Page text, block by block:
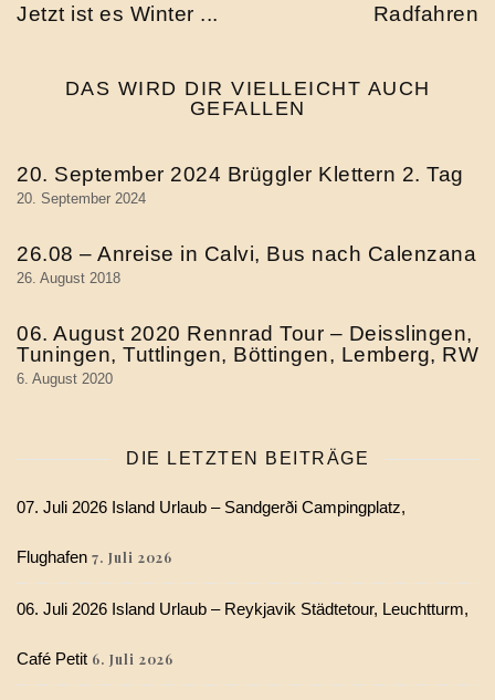
Jetzt ist es Winter ... Radfahren
DAS WIRD DIR VIELLEICHT AUCH
GEFALLEN
20. September 2024 Brüggler Klettern 2. Tag
20. September 2024
26.08 – Anreise in Calvi, Bus nach Calenzana
26. August 2018
06. August 2020 Rennrad Tour – Deisslingen,
Tuningen, Tuttlingen, Böttingen, Lemberg, RW
6. August 2020
DIE LETZTEN BEITRÄGE
07. Juli 2026 Island Urlaub – Sandgerði Campingplatz,
Flughafen 7. Juli 2026
06. Juli 2026 Island Urlaub – Reykjavik Städtetour, Leuchtturm,
Café Petit 6. Juli 2026